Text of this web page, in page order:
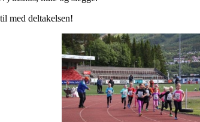
med deltakelsen!